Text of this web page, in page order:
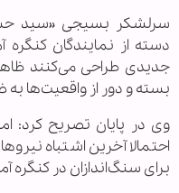
سرلشکر بسیجی «سید
دسته از نمایندگان
جدیدی طراحی می‌کنند
بسته و دور از واقعیت‌ها به
وی در پایان تصریح کرد:
احتمالا آخرین اشتباه
برای سنگ‌اندازان در کنگره